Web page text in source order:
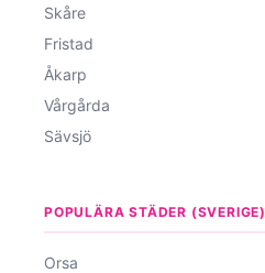
Skåre
Fristad
Åkarp
Vårgårda
Sävsjö
POPULÄRA STÄDER (SVERIGE)
Orsa